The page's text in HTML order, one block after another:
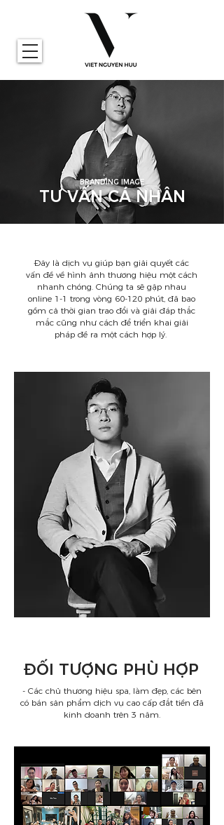
BRANDING IMAGE
TƯ VẤN CÁ NHÂN
Đây là dịch vụ giúp bạn giải quyết các
vấn đề về hình ảnh thương hiệu một cách
nhanh chóng. Chúng ta sẽ gặp nhau
online 1-1 trong vòng 60-120 phút, đã bao
gồm cả thời gian trao đổi và giải đáp thắc
mắc cũng như cách để triển khai giải
pháp đề ra một cách hợp lý.
​ĐỐI TƯỢNG PHÙ HỢP
- Các chủ thương hiệu spa, làm đẹp, các bên
có bán sản phẩm dịch vụ cao cấp đắt tiền đã
kinh doanh trên 3 năm.